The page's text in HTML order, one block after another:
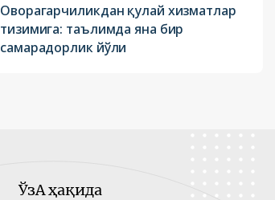
Оворагарчиликдан қулай хизматлар
тизимига: таълимда яна бир
самарадорлик йўли
ЎзА ҳақида